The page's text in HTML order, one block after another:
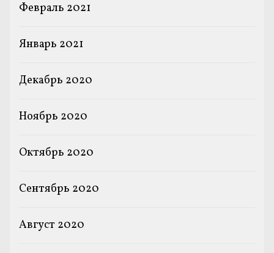
Февраль 2021
Январь 2021
Декабрь 2020
Ноябрь 2020
Октябрь 2020
Сентябрь 2020
Август 2020